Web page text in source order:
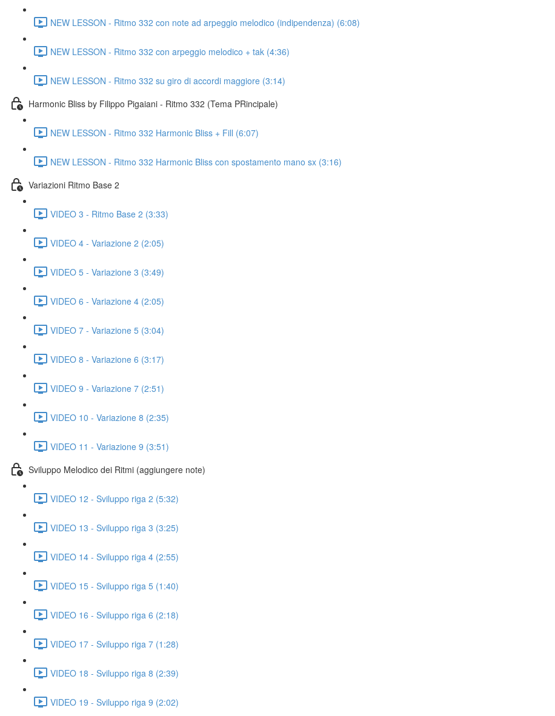
NEW LESSON - Ritmo 332 con note ad arpeggio melodico (indipendenza) (6:08)
NEW LESSON - Ritmo 332 con arpeggio melodico + tak (4:36)
NEW LESSON - Ritmo 332 su giro di accordi maggiore (3:14)
Harmonic Bliss by Filippo Pigaiani - Ritmo 332 (Tema PRincipale)
NEW LESSON - Ritmo 332 Harmonic Bliss + Fill (6:07)
NEW LESSON - Ritmo 332 Harmonic Bliss con spostamento mano sx (3:16)
Variazioni Ritmo Base 2
VIDEO 3 - Ritmo Base 2 (3:33)
VIDEO 4 - Variazione 2 (2:05)
VIDEO 5 - Variazione 3 (3:49)
VIDEO 6 - Variazione 4 (2:05)
VIDEO 7 - Variazione 5 (3:04)
VIDEO 8 - Variazione 6 (3:17)
VIDEO 9 - Variazione 7 (2:51)
VIDEO 10 - Variazione 8 (2:35)
VIDEO 11 - Variazione 9 (3:51)
Sviluppo Melodico dei Ritmi (aggiungere note)
VIDEO 12 - Sviluppo riga 2 (5:32)
VIDEO 13 - Sviluppo riga 3 (3:25)
VIDEO 14 - Sviluppo riga 4 (2:55)
VIDEO 15 - Sviluppo riga 5 (1:40)
VIDEO 16 - Sviluppo riga 6 (2:18)
VIDEO 17 - Sviluppo riga 7 (1:28)
VIDEO 18 - Sviluppo riga 8 (2:39)
VIDEO 19 - Sviluppo riga 9 (2:02)